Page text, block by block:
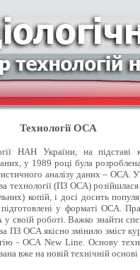
Технології ОСА
НАН України, на підставі
у 1989 році була
аналізу даних – ОСА.
(ПЗ ОСА) розійшлася
копій, і досі досить
у форматі ОСА.
роботі. Важко знайти
ПЗ ОСА якісно змінило зміст
- ОСА New Line. Основу
вже на новій технічній